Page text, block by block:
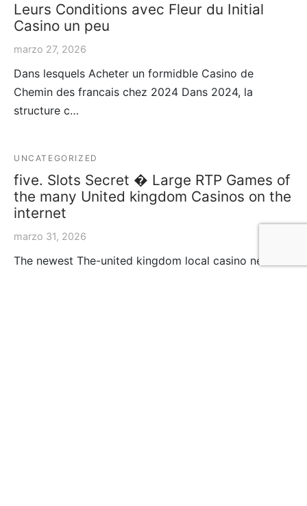
Leurs Conditions avec Fleur du Initial
Casino un peu
marzo 27, 2026
Dans lesquels Acheter un formidble Casino de
Chemin des francais chez 2024 Dans 2024, la
structure c…
UNCATEGORIZED
five. Slots Secret � Large RTP Games of
the many United kingdom Casinos on the
internet
marzo 31, 2026
The newest The-united kingdom local casino need